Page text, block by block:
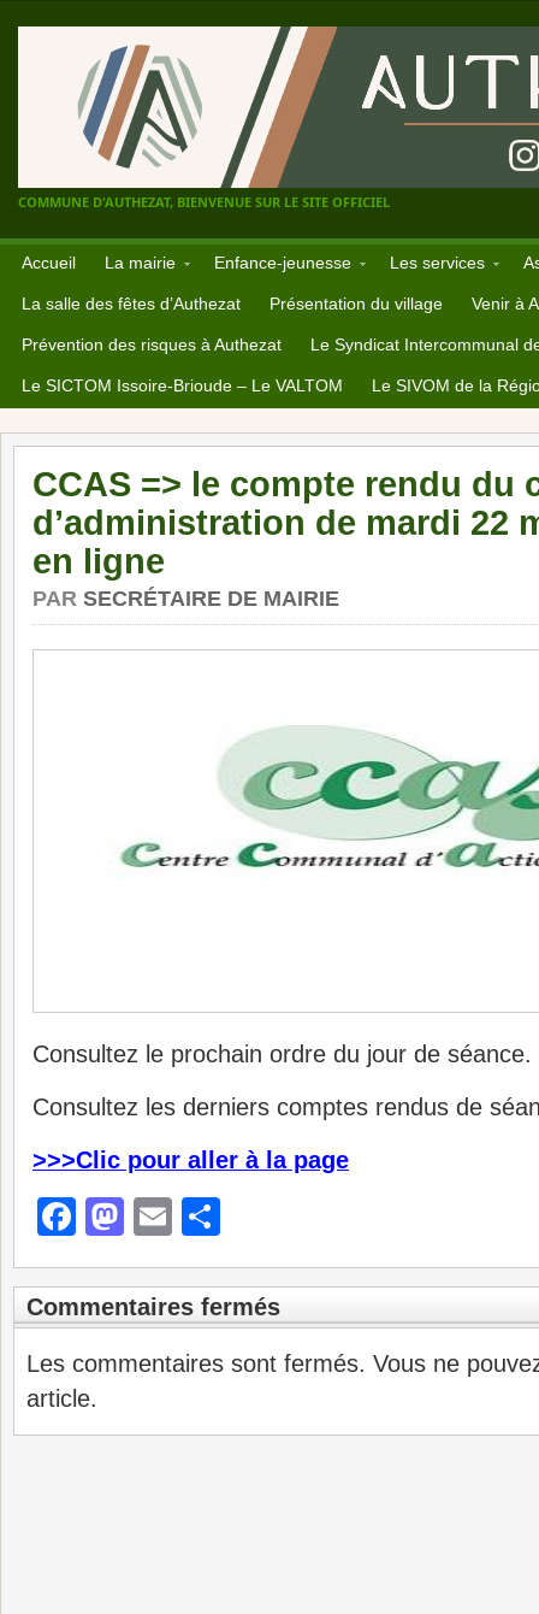
COMMUNE D'AUTHEZAT, BIENVENUE SUR LE SITE OFFICIEL
Accueil La mairie Enfance-jeunesse Les services
La salle des fêtes d’Authezat Présentation du village Venir à
Prévention des risques à Authezat Le Syndicat Intercommunal
Le SICTOM Issoire-Brioude – Le VALTOM Le SIVOM de la
CCAS => le compte rendu du
d’administration de mardi 22
en ligne
PAR SECRÉTAIRE DE MAIRIE
Consultez le prochain ordre du jour de séance.
Consultez les derniers comptes rendus de
>>>Clic pour aller à la page
Facebook
Mastodon
Email
Commentaires fermés
Les commentaires sont fermés. Vous ne
article.